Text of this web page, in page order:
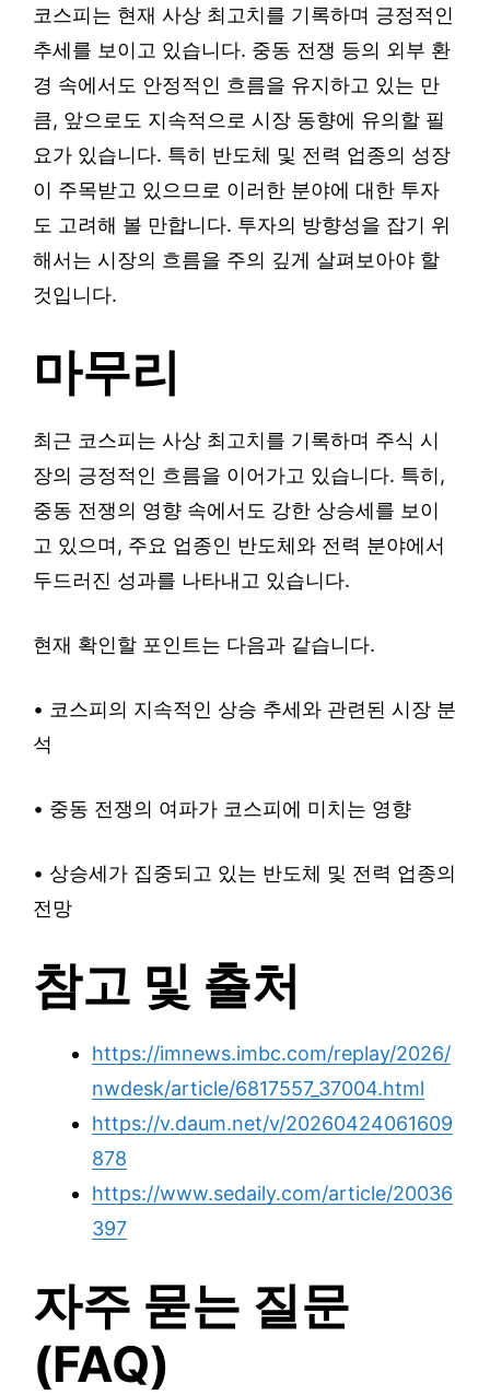
코스피는 현재 사상 최고치를 기록하며 긍정적인
추세를 보이고 있습니다. 중동 전쟁 등의 외부 환
경 속에서도 안정적인 흐름을 유지하고 있는 만
큼, 앞으로도 지속적으로 시장 동향에 유의할 필
요가 있습니다. 특히 반도체 및 전력 업종의 성장
이 주목받고 있으므로 이러한 분야에 대한 투자
도 고려해 볼 만합니다. 투자의 방향성을 잡기 위
해서는 시장의 흐름을 주의 깊게 살펴보아야 할
것입니다.
마무리
최근 코스피는 사상 최고치를 기록하며 주식 시
장의 긍정적인 흐름을 이어가고 있습니다. 특히,
중동 전쟁의 영향 속에서도 강한 상승세를 보이
고 있으며, 주요 업종인 반도체와 전력 분야에서
두드러진 성과를 나타내고 있습니다.
현재 확인할 포인트는 다음과 같습니다.
• 코스피의 지속적인 상승 추세와 관련된 시장 분
석
• 중동 전쟁의 여파가 코스피에 미치는 영향
• 상승세가 집중되고 있는 반도체 및 전력 업종의
전망
참고 및 출처
https://imnews.imbc.com/replay/2026/
nwdesk/article/6817557_37004.html
https://v.daum.net/v/20260424061609
878
https://www.sedaily.com/article/20036
397
자주 묻는 질문
(FAQ)